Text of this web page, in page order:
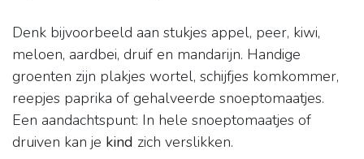
Denk bijvoorbeeld aan stukjes appel, peer, kiwi,
meloen, aardbei, druif en mandarijn. Handige
groenten zijn plakjes wortel, schijfjes komkommer,
reepjes paprika of gehalveerde snoeptomaatjes.
Een aandachtspunt: In hele snoeptomaatjes of
druiven kan je kind zich verslikken.